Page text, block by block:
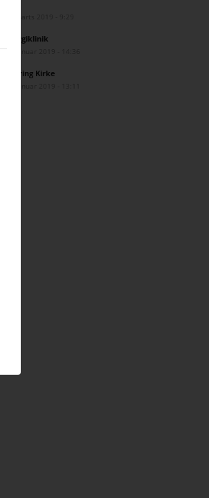
Kirurgiklinik
31. januar 2019 - 14:36
Skæring Kirke